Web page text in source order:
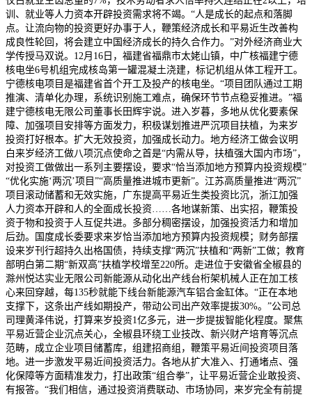
训、就业等人力资本开辟投资需求将不竭。“人是成长的起点和落脚
点。让流向物的投资更好办事于人，鞭策经济成长和平易近生改善构
成良性轮回，将会建立中国经济成长的持久合作力。”对外经济商业大
学传授马双说。12月16日，福建省福鼎市太姥山镇，中广核福建宁德
核电坐6号机组完成核岛第一罐混凝土浇建，标记机组从体工程开工。
宁德核电项目是福建省首个开工及投产的核电坐。“项目团队通过工期
推演、清单化办理，系统识别施工难点，确保环节节点稳妥推进。”福
建宁德核电无限公司董事长田辉宇说。进入岁暮，多地从优化要素保
障、加强项目安排等方面发力，积极谋划推进严沉项目扶植，为来岁
投资打好根本。扩大无效投资，加强成长动力。地方经济工做会议明
白来岁经济工做八项沉点使命之首是“内需从导，扶植强大国内市场”，
对投资工做做出一系列主要摆设，要求“恰当添加地方预算内投资规模”
“优化实施‘两沉’项目”“高质量推进城市更新”。江苏高质量推进“两沉”
项目滚动储蓄和无效实施，广东提高平易近生类投资比沉，浙江加强
人力资本开辟和人的全面成长投资……各地谋新策、出实招，鞭策投
资于物和投资于人互促共进。多部分稠密摆设，加强投资活力和增加
后劲。国度成长委要求来岁恰当添加地方预算内投资规模；财务部摆
设来岁刊行超持久出格国债，持续支撑“两沉”扶植和“两新”工做；教育
部明白第二期“新双高”扶植学校增至220所。走进位于安徽省全椒县的
滁州悦达实业无限公司新能源从动化出产线台桁架机械人正在加工核
心来回穿越，每135秒就能下线台新能源汽车铝合金缸体。“正在本地
支撑下，这条出产线如期投产，带动公司出产效率提拔30%。”公司总
司理黄泽伟说，打算来岁投资1亿多元，进一步提拔智能化程度。聚焦
平易近营企业沉点关心，全椒县环绕工业技改、新兴财产培育等沉点
范畴，成立企业项目储蓄库，组建招商组，鞭策平易近间投资项目落
地。进一步激发平易近间投资活力。各地从扩大准入、打通堵点、强
化保障等方面精准发力，打出政策“组合拳”，让平易近营企业敢投资、
有报答。“我们相信，通过投资消费联动、市场协同，来岁完全有前提